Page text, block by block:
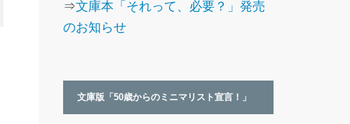
⇒文庫本「それって、必要？」発売
のお知らせ
文庫版「50歳からのミニマリスト宣言！」